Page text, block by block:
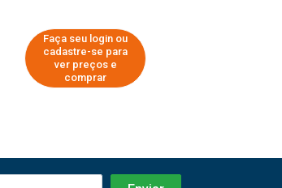
Faça seu login ou
cadastre-se para
ver preços e
comprar